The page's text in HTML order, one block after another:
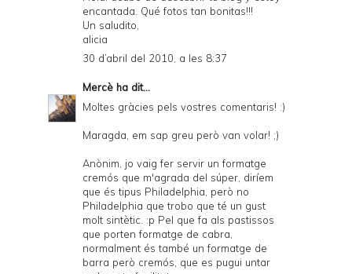
encantada. Qué fotos tan bonitas!!!
Un saludito,
alicia
30 d’abril del 2010, a les 8:37
Mercè ha dit...
Moltes gràcies pels vostres comentaris! :)
Maragda, em sap greu però van volar! ;)
Anònim, jo vaig fer servir un formatge
cremós que m'agrada del súper, diríem
que és tipus Philadelphia, però no
Philadelphia que trobo que té un gust
molt sintètic. :p Pel que fa als pastissos
que porten formatge de cabra,
normalment és també un formatge de
barra però cremós, que es pugui untar